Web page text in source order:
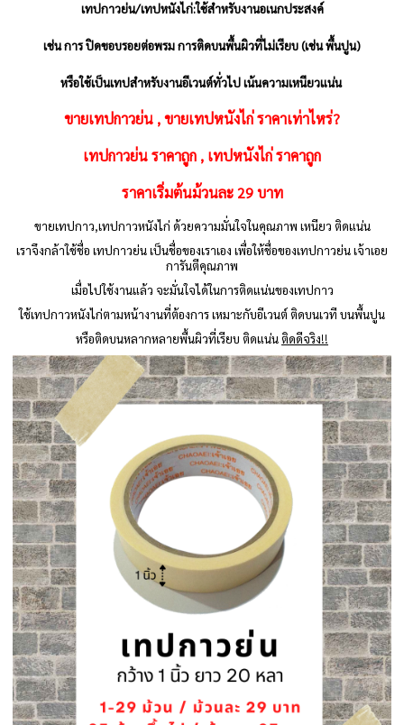
เทปกาวย่น/เทปหนังไก่:ใช้สำหรับงานอเนกประสงค์
เช่น การ ปิดขอบรอยต่อพรม การติดบนพื้นผิวที่ไม่เรียบ (เช่น พื้นปูน)
หรือใช้เป็นเทปสำหรับงานอีเวนต์ทั่วไป เน้นความเหนียวแน่น
ขายเทปกาวย่น , ขายเทปหนังไก่ ราคาเท่าไหร่?
เทปกาวย่น ราคาถูก , เทปหนังไก่ ราคาถูก
ราคาเริ่มต้นม้วนละ 29 บาท
ขายเทปกาว,เทปกาวหนังไก่ ด้วยความมั่นใจในคุณภาพ เหนียว ติดแน่น
เราจึงกล้าใช้ชื่อ เทปกาวย่น เป็นชื่อของเราเอง เพื่อให้ชื่อของเทปกาวย่น เจ้าเอย
การันตีคุณภาพ
เมื่อไปใช้งานแล้ว จะมั่นใจได้ในการติดแน่นของเทปกาว
ใช้เทปกาวหนังไก่ตามหน้างานที่ต้องการ เหมาะกับอีเวนต์ ติดบนเวที บนพื้นปูน
หรือติดบนหลากหลายพื้นผิวที่เรียบ ติดแน่นติดดีจริง!!